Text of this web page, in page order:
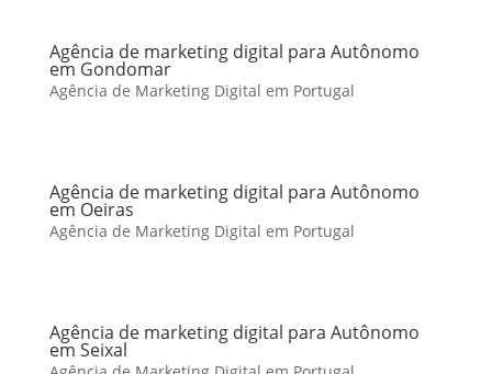
Agência de marketing digital para Autônomo
em Gondomar
Agência de Marketing Digital em Portugal
Agência de marketing digital para Autônomo
em Oeiras
Agência de Marketing Digital em Portugal
Agência de marketing digital para Autônomo
em Seixal